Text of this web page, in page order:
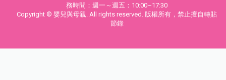
務時間：週一～週五：10:00~17:30
Copyright © 嬰兒與母親. All rights reserved. 版權所有，禁止擅自轉貼
節錄